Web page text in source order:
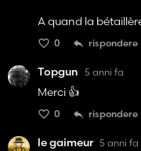
A quand la
0 rispondere
Topgun 5 anni fa
Merci 👍
0 rispondere
le gaimeur 5 anni fa